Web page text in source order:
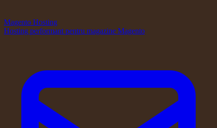
Magento Hosting
Hosting performant pentru magazine Magento